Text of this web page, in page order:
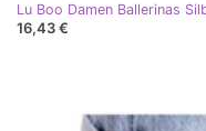
16,43 €